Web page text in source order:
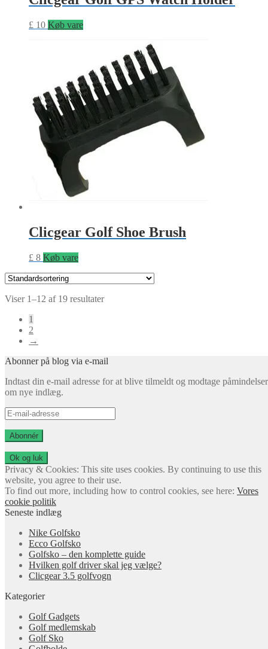
£ 10 Køb vare
Clicgear Golf Shoe Brush
£ 8 Køb vare
Viser 1–12 af 19 resultater
1
2
→
Abonner på blog via e-mail
Indtast din e-mail adresse for at blive tilmeldt og modtage påmindelser
om nye indlæg.
E-
mail-
adresse
Abonnér
Privacy & Cookies: This site uses cookies. By continuing to use this
website, you agree to their use.
To find out more, including how to control cookies, see here: Vores
cookie politik
Seneste indlæg
Nike Golfsko
Ecco Golfsko
Golfsko – den komplette guide
Hvilken golf driver skal jeg vælge?
Clicgear 3.5 golfvogn
Kategorier
Golf Gadgets
Golf medlemskab
Golf Sko